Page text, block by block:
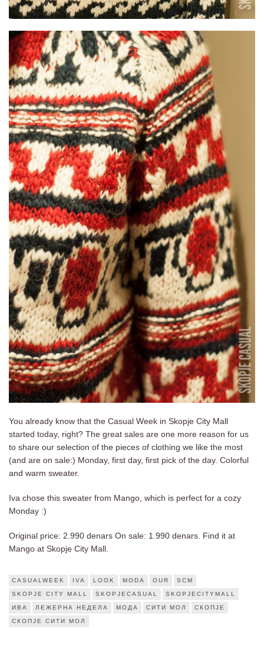
You already know that the Casual Week in Skopje City Mall
started today, right? The great sales are one more reason for us
to share our selection of the pieces of clothing we like the most
(and are on sale:) Monday, first day, first pick of the day. Colorful
and warm sweater.
Iva chose this sweater from Mango, which is perfect for a cozy
Monday :)
Original price: 2.990 denars On sale: 1.990 denars. Find it at
Mango at Skopje City Mall.
CASUALWEEK IVA LOOK MODA OUR SCM
SKOPJE CITY MALL SKOPJECASUAL SKOPJECITYMALL
ИВА ЛЕЖЕРНА НЕДЕЛА МОДА СИТИ МОЛ СКОПЈЕ
СКОПЈЕ СИТИ МОЛ